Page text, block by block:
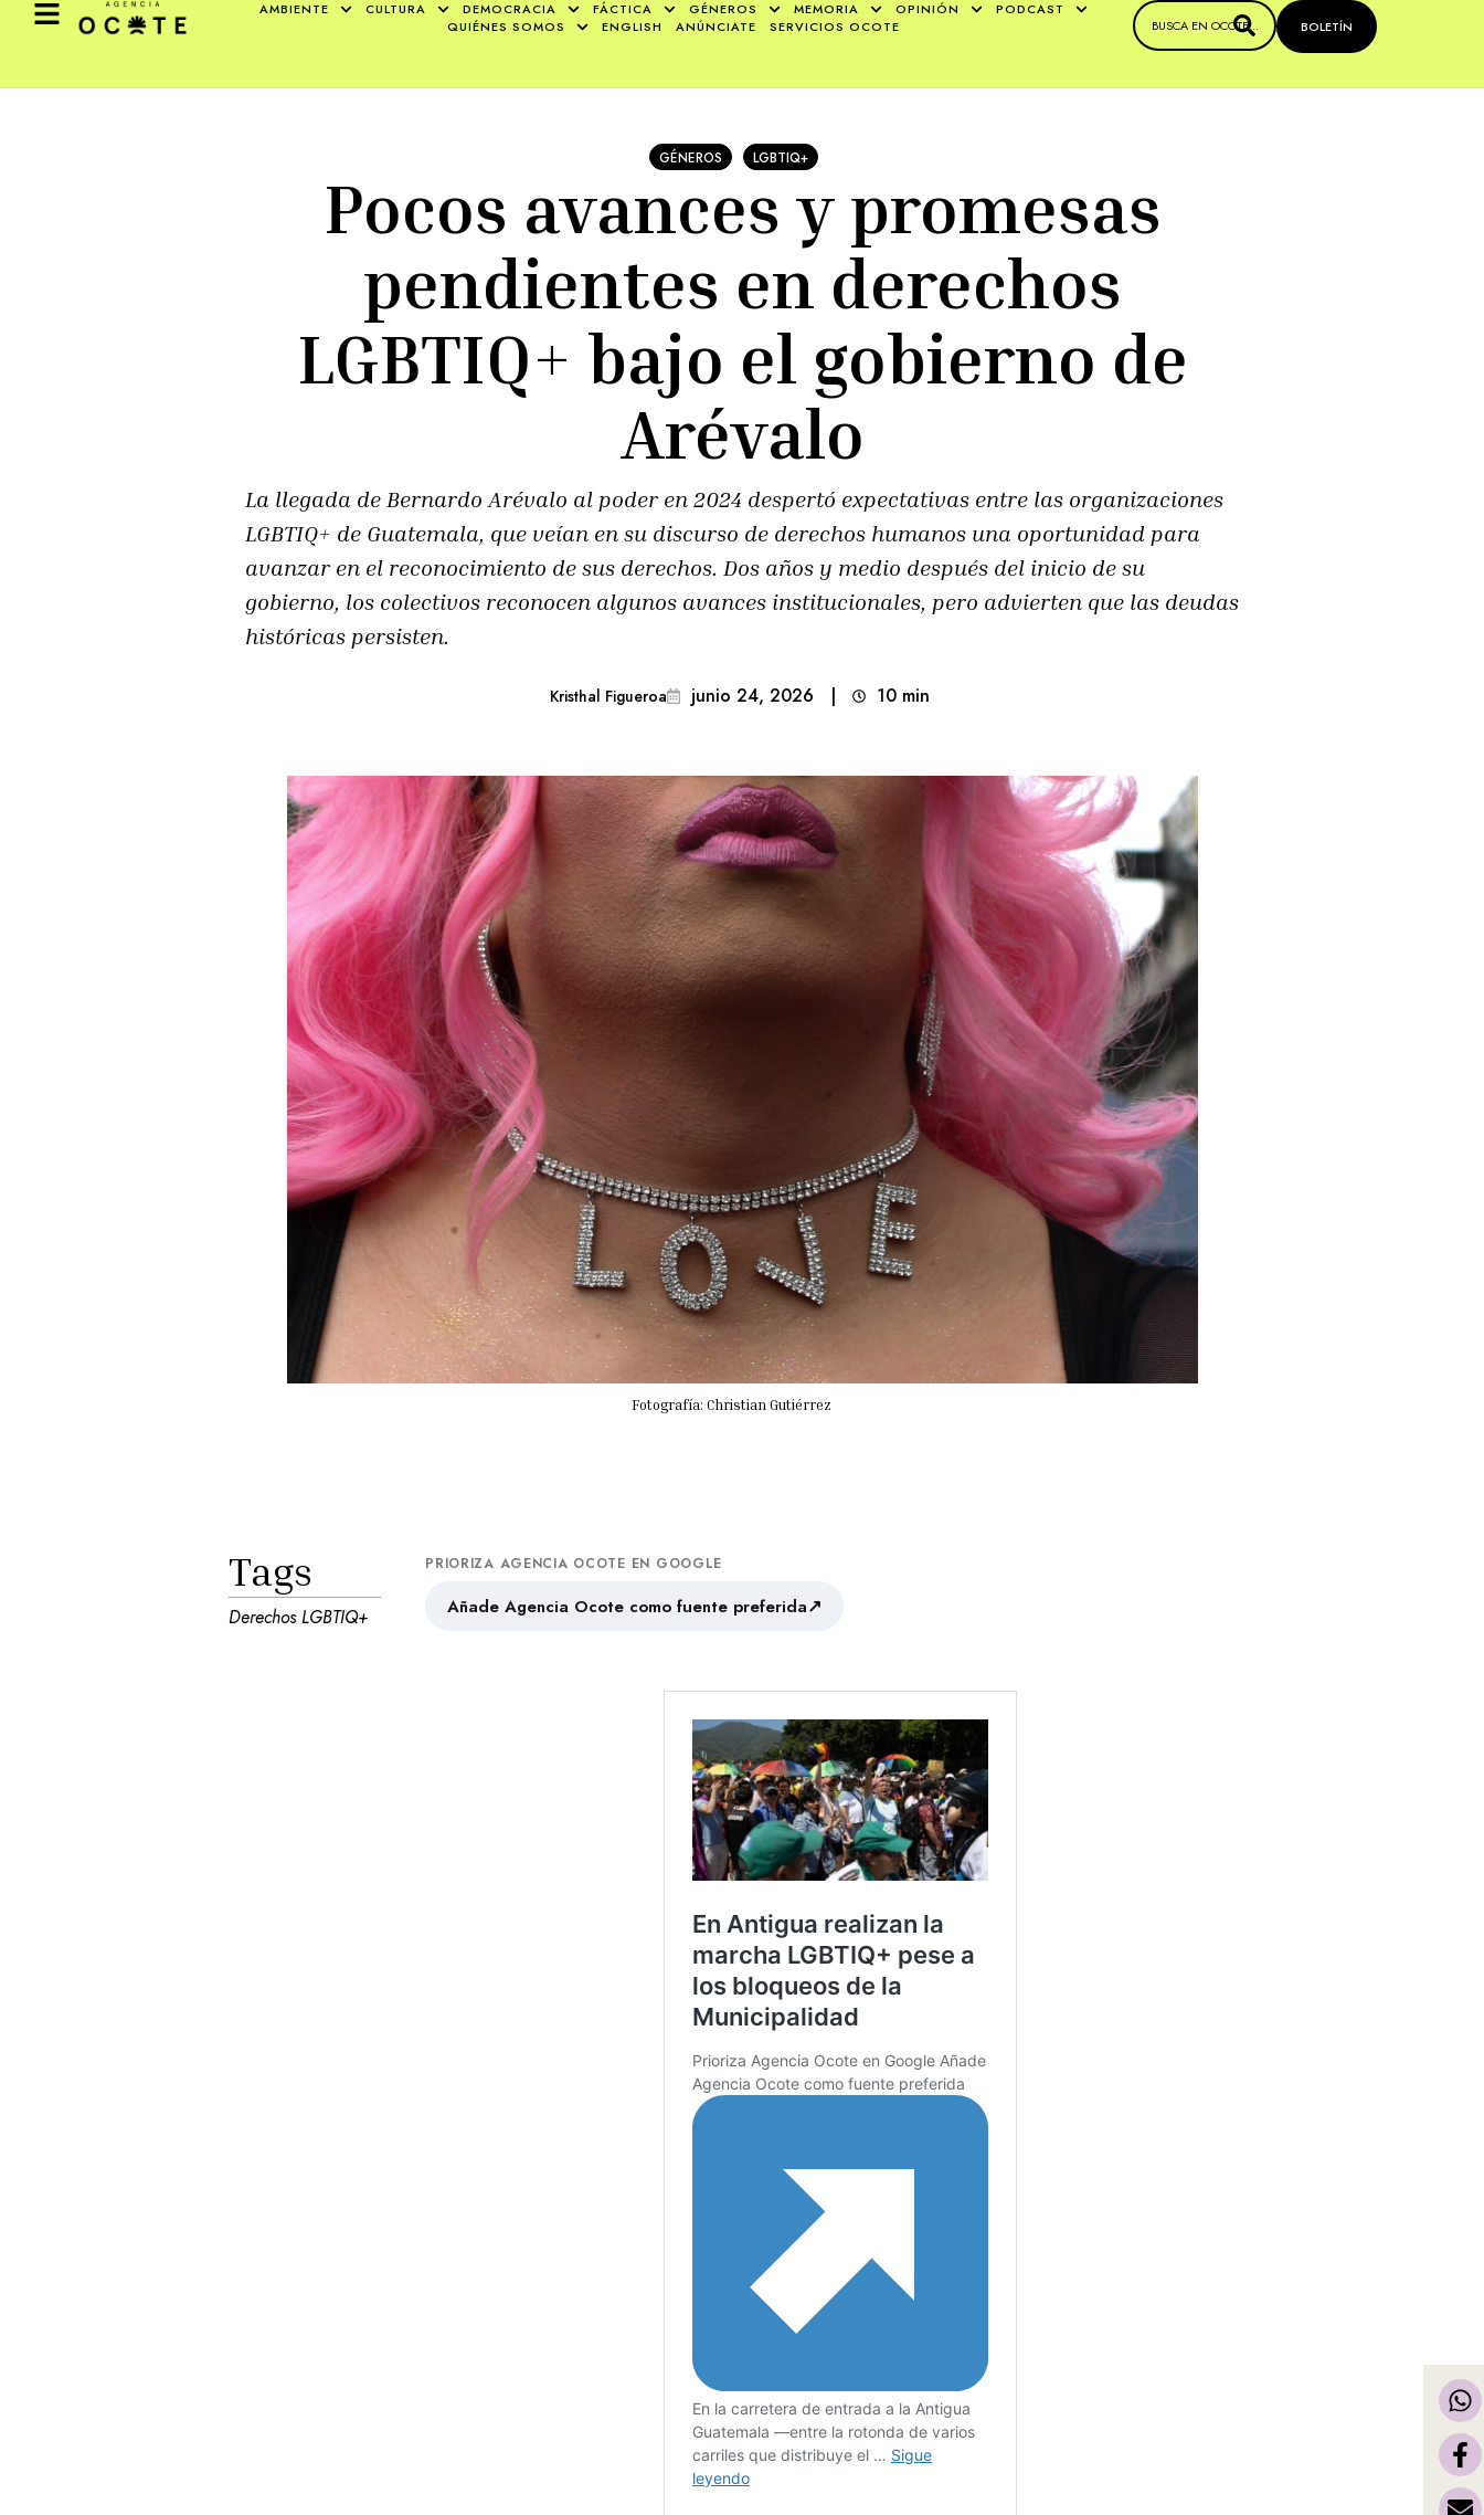
AMBIENTE CULTURA DEMOCRACIA FÁCTICA GÉNEROS MEMORIA OPINIÓN
PODCAST
QUIÉNES SOMOS
ENGLISH ANÚNCIATE SERVICIOS OCOTE BOLETÍN
GÉNEROS LGBTIQ+
Pocos avances y promesas
pendientes en derechos
LGBTIQ+ bajo el gobierno de
Arévalo
La llegada de Bernardo Arévalo al poder en 2024 despertó expectativas entre las organizaciones
LGBTIQ+ de Guatemala, que veían en su discurso de derechos humanos una oportunidad para
avanzar en el reconocimiento de sus derechos. Dos años y medio después del inicio de su
gobierno, los colectivos reconocen algunos avances institucionales, pero advierten que las deudas
históricas persisten.
Kristhal Figueroa junio 24, 2026 | 10 min
Fotografía: Christian Gutiérrez
Tags
Derechos LGBTIQ+
PRIORIZA AGENCIA OCOTE EN GOOGLE
Añade Agencia Ocote como fuente preferida↗